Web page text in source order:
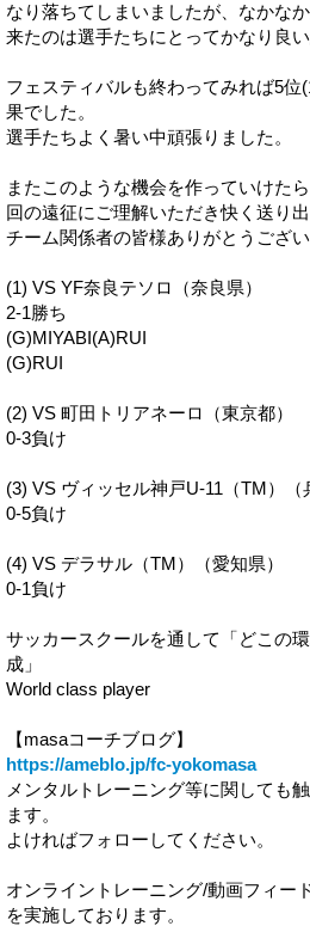
なり落ちてしまいましたが、なかな
来たのは選手たちにとってかなり良
フェスティバルも終わってみれば5位
果でした。
選手たちよく暑い中頑張りました。
またこのような機会を作っていけた
回の遠征にご理解いただき快く送り
チーム関係者の皆様ありがとうござい
(1) VS YF奈良テソロ（奈良県）
2-1勝ち
(G)MIYABI(A)RUI
(G)RUI
(2) VS 町田トリアネーロ（東京都）
0-3負け
(3) VS ヴィッセル神戸U-11（TM）（
0-5負け
(4) VS デラサル（TM）（愛知県）
0-1負け
サッカースクールを通して「どこの
成」
World class player
【masaコーチブログ】
https://ameblo.jp/fc-yokomasa
メンタルトレーニング等に関しても
ます。
よければフォローしてください。
オンライントレーニング/動画フィー
を実施しております。